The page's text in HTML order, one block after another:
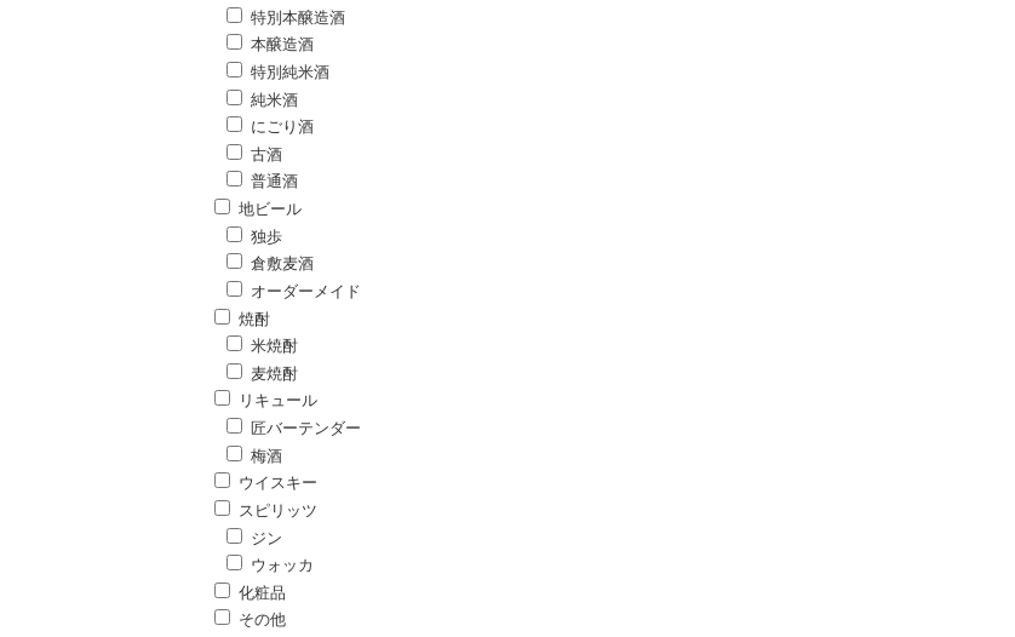
特別本醸造酒
本醸造酒
特別純米酒
純米酒
にごり酒
古酒
普通酒
地ビール
独歩
倉敷麦酒
オーダーメイド
焼酎
米焼酎
麦焼酎
リキュール
匠バーテンダー
梅酒
ウイスキー
スピリッツ
ジン
ウォッカ
化粧品
その他